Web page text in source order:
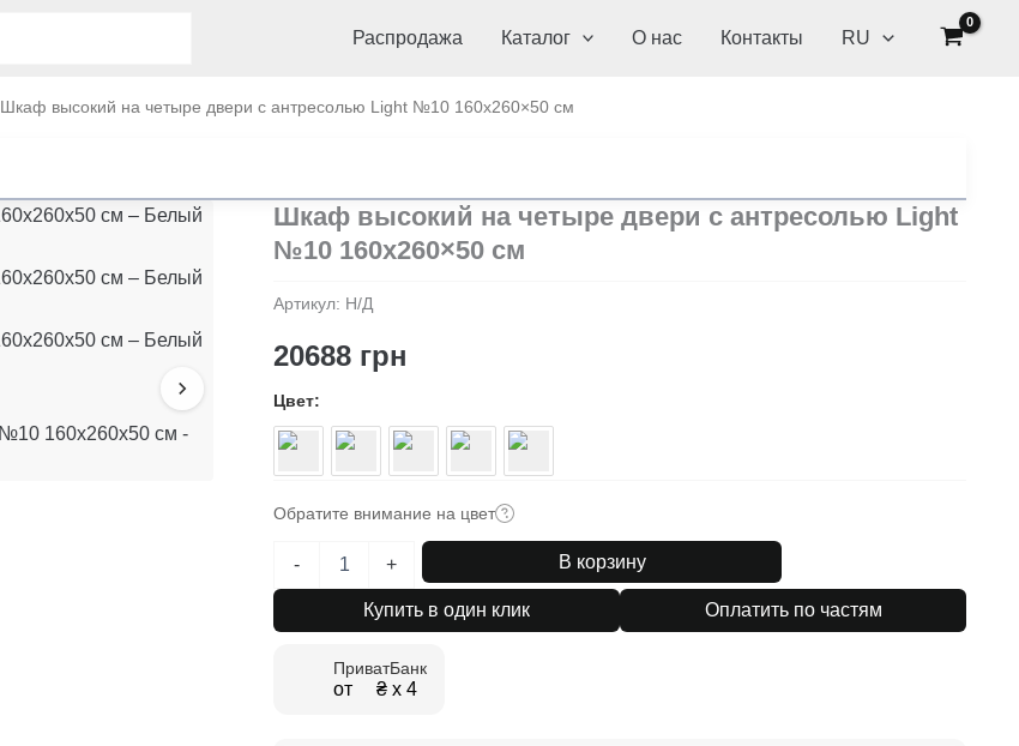
Распродажа Каталог О нас Контакты RU
Шкаф высокий на четыре двери с антресолью Light №10 160х260×50 см
Шкаф высокий на четыре двери с антресолью Light
№10 160х260×50 см
Артикул: Н/Д
20688 грн
Цвет
Обратите внимание на цвет
-
Шкаф
высокий
+ В корзину
Купить в один клик Оплатить по частям
ПриватБанк
от ₴ х 4